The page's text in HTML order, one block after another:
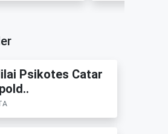
Psikotes Catar